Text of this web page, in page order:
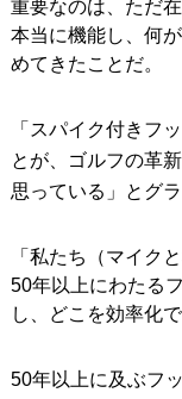
重要なのは、ただ
本当に機能し、何
めてきたことだ。
「スパイク付きフ
とが、ゴルフの革
思っている」とグ
「私たち（マイク
50年以上にわたる
し、どこを効率化
50年以上に及ぶフ